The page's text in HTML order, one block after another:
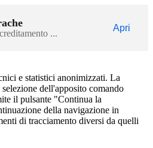
...
Apri
e statistici anonimizzati. La
dell'apposito comando
il pulsante "Continua la
della navigazione in
di tracciamento diversi da quelli